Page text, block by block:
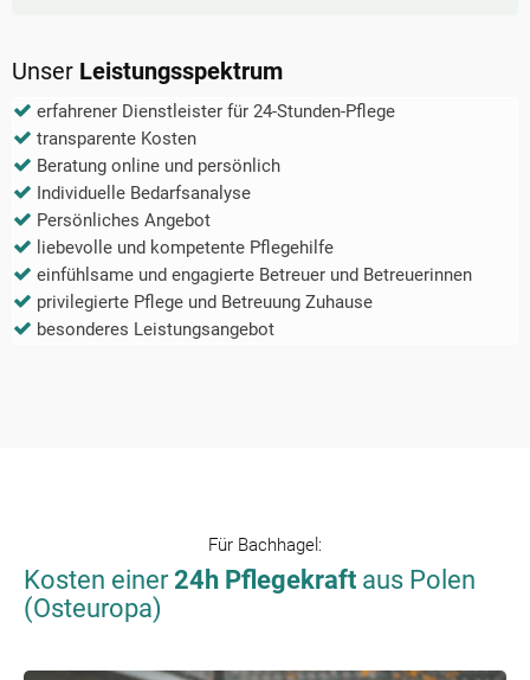
Unser Leistungsspektrum
erfahrener Dienstleister für 24-Stunden-Pflege
transparente Kosten
Beratung online und persönlich
Individuelle Bedarfsanalyse
Persönliches Angebot
liebevolle und kompetente Pflegehilfe
einfühlsame und engagierte Betreuer und Betreuerinnen
privilegierte Pflege und Betreuung Zuhause
besonderes Leistungsangebot
Für Bachhagel :
Kosten einer24h Pflegekraft aus Polen
(Osteuropa)